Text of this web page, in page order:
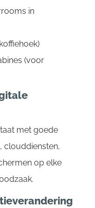
in
(voor
met goede
clouddiensten,
op elke